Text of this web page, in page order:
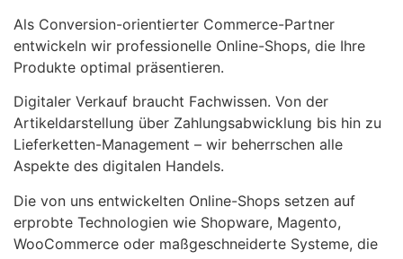
Als Conversion-orientierter Commerce-Partner
entwickeln wir professionelle Online-Shops, die Ihre
Produkte optimal präsentieren.
Digitaler Verkauf braucht Fachwissen. Von der
Artikeldarstellung über Zahlungsabwicklung bis hin zu
Lieferketten-Management – wir beherrschen alle
Aspekte des digitalen Handels.
Die von uns entwickelten Online-Shops setzen auf
erprobte Technologien wie Shopware, Magento,
WooCommerce oder maßgeschneiderte Systeme, die